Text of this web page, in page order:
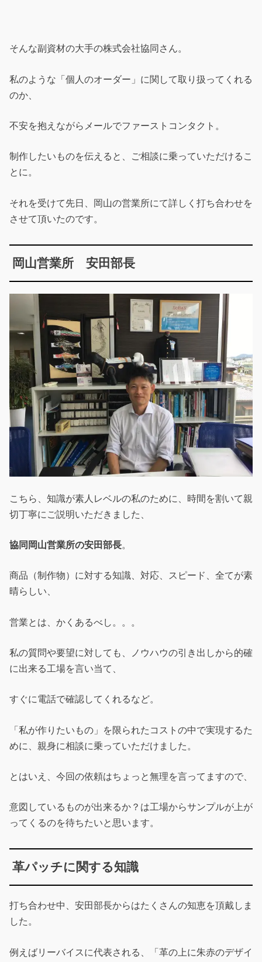
そんな副資材の大手の株式会社協同さん。
私のような「個人のオーダー」に関して取り扱ってくれる
のか、
不安を抱えながらメールでファーストコンタクト。
制作したいものを伝えると、ご相談に乗っていただけるこ
とに。
それを受けて先日、岡山の営業所にて詳しく打ち合わせを
させて頂いたのです。
岡山営業所 安田部長
こちら、知識が素人レベルの私のために、時間を割いて親
切丁寧にご説明いただきました、
協同岡山営業所の安田部長。
商品（制作物）に対する知識、対応、スピード、全てが素
晴らしい、
営業とは、かくあるべし。。。
私の質問や要望に対しても、ノウハウの引き出しから的確
に出来る工場を言い当て、
すぐに電話で確認してくれるなど。
「私が作りたいもの」を限られたコストの中で実現するた
めに、親身に相談に乗っていただけました。
とはいえ、今回の依頼はちょっと無理を言ってますので、
意図しているものが出来るか？は工場からサンプルが上が
ってくるのを待ちたいと思います。
革パッチに関する知識
打ち合わせ中、安田部長からはたくさんの知恵を頂戴しま
した。
例えばリーバイスに代表される、「革の上に朱赤のデザイ